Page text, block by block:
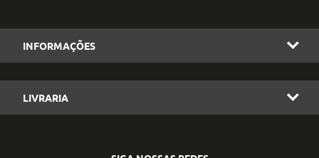
INFORMAÇÕES
LIVRARIA